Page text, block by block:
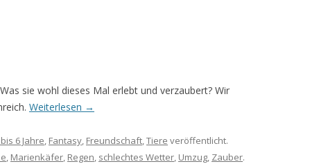
sie wohl dieses Mal erlebt und verzaubert? Wir
Weiterlesen →
6 Jahre, Fantasy, Freundschaft,Tiere veröffentlicht.
, Marienkäfer, Regen, schlechtes Wetter, Umzug, Zauber.